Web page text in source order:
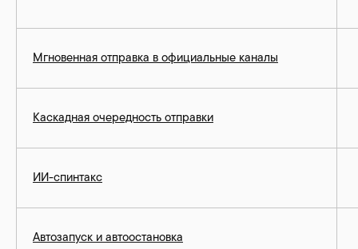
Мгновенная отправка в официальные каналы
Каскадная очередность отправки
ИИ-спинтакс
Автозапуск и автоостановка